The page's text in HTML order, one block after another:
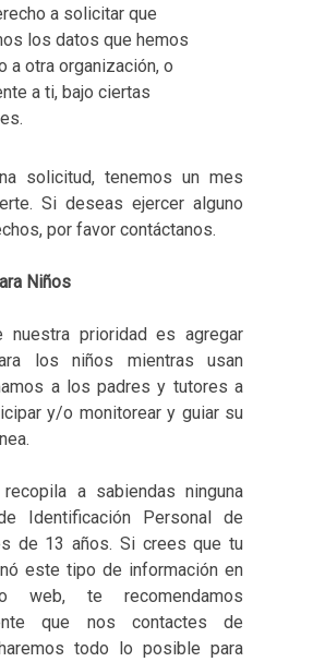
a solicitar que
los datos que hemos
a otra organización, o
a ti, bajo ciertas
solicitud, tenemos un mes
Si deseas ejercer alguno
por favor contáctanos.
Niños
nuestra prioridad es agregar
los niños mientras usan
a los padres y tutores a
y/o monitorear y guiar su
a sabiendas ninguna
Identificación Personal de
de 13 años. Si crees que tu
este tipo de información en
web, te recomendamos
que nos contactes de
todo lo posible para